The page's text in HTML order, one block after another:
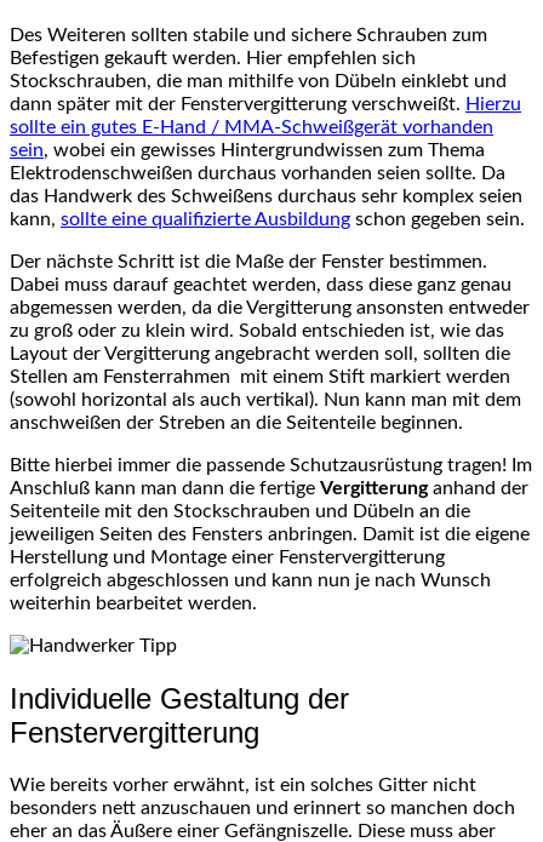
Des Weiteren sollten stabile und sichere Schrauben zum
Befestigen gekauft werden. Hier empfehlen sich
Stockschrauben, die man mithilfe von Dübeln einklebt und
dann später mit der Fenstervergitterung verschweißt. Hierzu
sollte ein gutes E-Hand / MMA-Schweißgerät vorhanden
sein, wobei ein gewisses Hintergrundwissen zum Thema
Elektrodenschweißen durchaus vorhanden seien sollte. Da
das Handwerk des Schweißens durchaus sehr komplex seien
kann, sollte eine qualifizierte Ausbildung schon gegeben sein.
Der nächste Schritt ist die Maße der Fenster bestimmen.
Dabei muss darauf geachtet werden, dass diese ganz genau
abgemessen werden, da die Vergitterung ansonsten entweder
zu groß oder zu klein wird. Sobald entschieden ist, wie das
Layout der Vergitterung angebracht werden soll, sollten die
Stellen am Fensterrahmen mit einem Stift markiert werden
(sowohl horizontal als auch vertikal). Nun kann man mit dem
anschweißen der Streben an die Seitenteile beginnen.
Bitte hierbei immer die passende Schutzausrüstung tragen! Im
Anschluß kann man dann die fertige Vergitterunganhand der
Seitenteile mit den Stockschrauben und Dübeln an die
jeweiligen Seiten des Fensters anbringen. Damit ist die eigene
Herstellung und Montage einer Fenstervergitterung
erfolgreich abgeschlossen und kann nun je nach Wunsch
weiterhin bearbeitet werden.
Individuelle Gestaltung der
Fenstervergitterung
Wie bereits vorher erwähnt, ist ein solches Gitter nicht
besonders nett anzuschauen und erinnert so manchen doch
eher an das Äußere einer Gefängniszelle. Diese muss aber